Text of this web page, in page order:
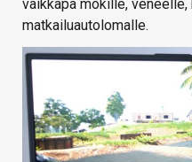
vaikkapa mökille, veneelle,
matkailuautolomalle.